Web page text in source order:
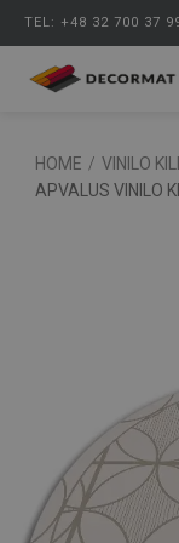
TEL: +48 32 700 37
HOME / VINILO
APVALUS VINILO